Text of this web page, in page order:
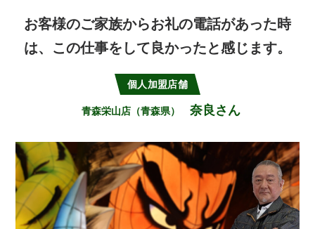
お客様のご家族からお礼の電話があった時
は、この仕事をして良かったと感じます。
個人加盟店舗
青森栄山店（青森県） 奈良さん